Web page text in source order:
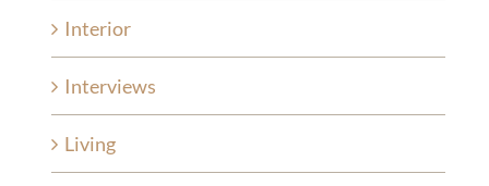
Interior
Interviews
Living